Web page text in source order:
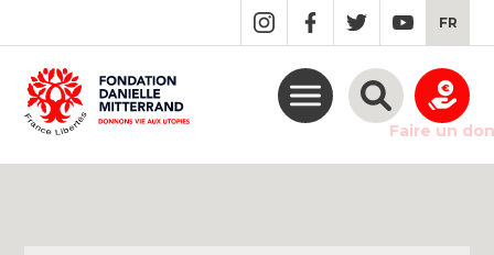
MAIN
CONTENT
FR
Faire un don